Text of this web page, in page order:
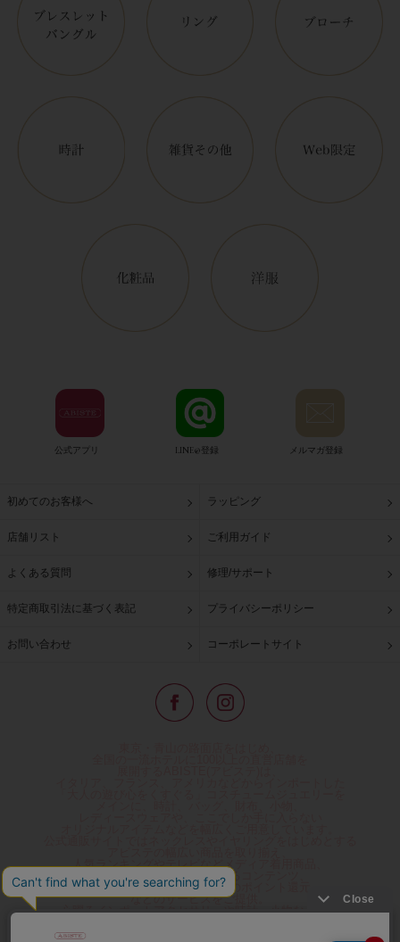
公式アプリ LINE@登録 メルマガ登録
初めてのお客様へ ラッピング
店舗リスト ご利用ガイド
よくある質問 修理/サポート
特定商取引法に基づく表記 プライバシーポリシー
お問い合わせ コーポレートサイト
人気ランキングやテレビなどメディア着用商品、
雑誌掲載商品情報を紹介するコンテンツ、
プレゼント包装無料や独自のポイント還元
などのサービスをご提供。
心躍るインポートアクセサリーや時計、小物などで、
夢やときめきを与えられるよう願っています。